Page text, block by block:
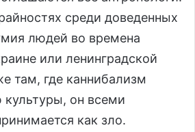
среди доведенных
людей во времена
или ленинградской
там, где каннибализм
культуры, он всеми
как зло.